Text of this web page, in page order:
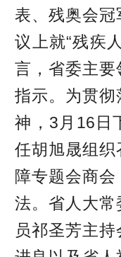
表、残奥会
议上就“残疾
言，省委主
指示。为贯
神，3月16日
任胡旭晟组
障专题会商
法。省人大
员祁圣芳主